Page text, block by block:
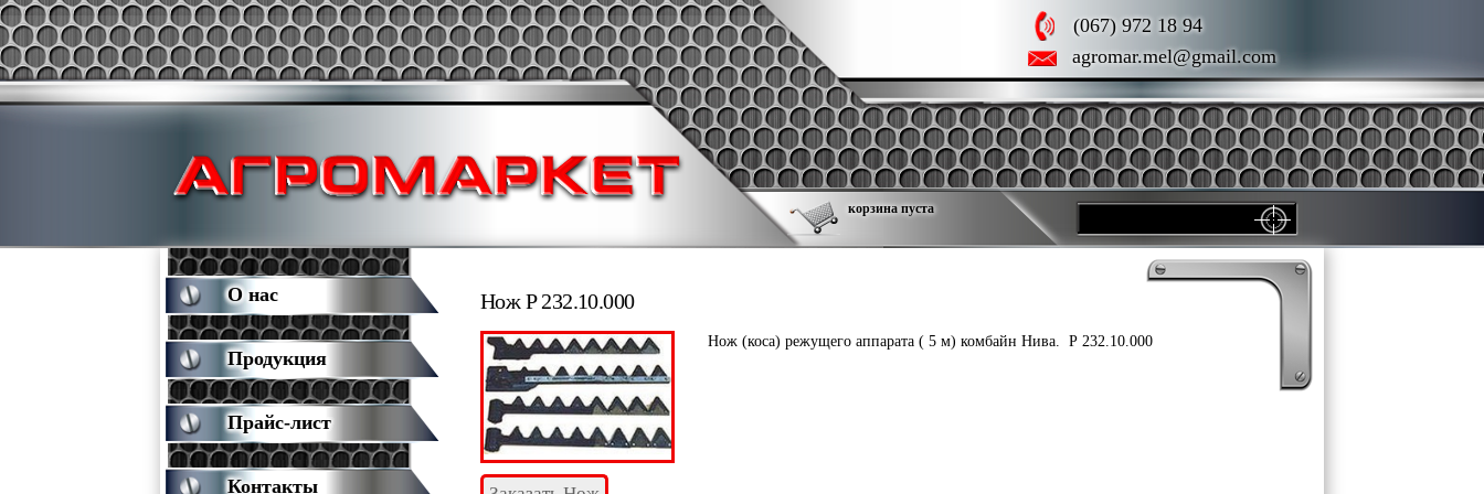
(067) 972 18 94
agromar.mel@gmail.com
корзина пуста
Нож Р 232.10.000
Нож (коса) режущего аппарата ( 5 м) комбайн Нива. Р 232.10.000
О нас
Продукция
Прайс-лист
Контакты